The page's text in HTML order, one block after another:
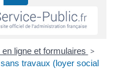
ligne et formulaires >
travaux (loyer social